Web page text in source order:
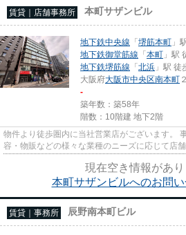
賃貸｜店舗事務所 本町サザンビル
地下鉄中央線 「堺筋本町 」
地下鉄御堂筋線 「本町 」駅
地下鉄堺筋線 「北浜 」駅 徒
大阪府大阪市中央区南本町
-
築年数：築58年
階数：10階建 地下2階
物件より徒歩圏内に当社営業店がございます。
容・物販などの様々な業種のニーズに応じて店
尚、弊社ではおとり広告は一切...
現在空き情報があり
本町サザンビルへのお問
賃貸｜事務所 辰野南本町ビル